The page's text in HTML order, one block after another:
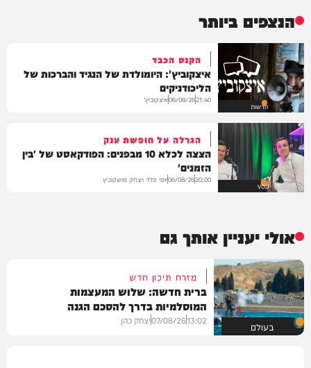
הנצפים ביותר
חדשות
הקנס הכבד
איצקוביץ': היומולדת של הנגיד והברכות של
הליכודניקים
21:40
06/08/26איצקוביץ'
VOD
הגרלה על חופשת ענק
הצצה לכלא 10 מבפנים: הפודקאסט של 'בין
הזמנים'
20:00
06/08/26יוסי פלד ויצחק מושקוביץ
אולי יעניין אותך גם
בעולם
מזרח תיכון חדש
ברית חדשה: שלוש המעצמות
המוסלמיות בדרך להסכם הגנה
13:02
07/08/26יצחק כהן